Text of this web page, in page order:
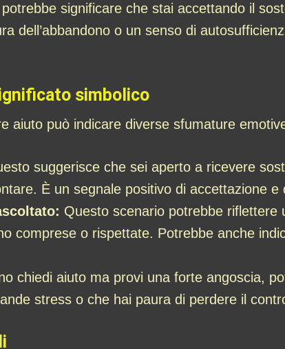
significare che stai accettando il
dell’abbandono o un senso di
simbolico
aiuto può indicare diverse sfumature
suggerisce che sei aperto a ricevere
È un segnale positivo di accettazione e
Questo scenario potrebbe riflettere
comprese o rispettate. Potrebbe anche
chiedi aiuto ma provi una forte angoscia,
stress o che hai paura di perdere il